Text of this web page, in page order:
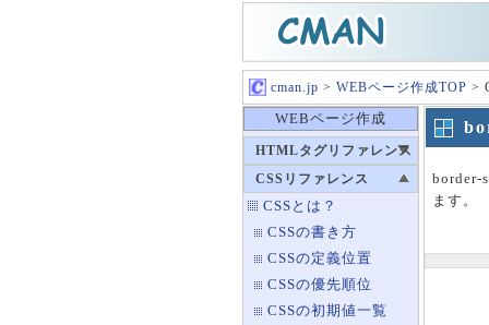
cman.jp > WEBページ作成TOP >
WEBページ作成
HTMLタグリファレンス
CSSリファレンス
CSSとは？
CSSの書き方
CSSの定義位置
CSSの優先順位
CSSの初期値一覧
border-
ます。